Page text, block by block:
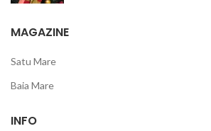
MAGAZINE
Satu Mare
Baia Mare
INFO